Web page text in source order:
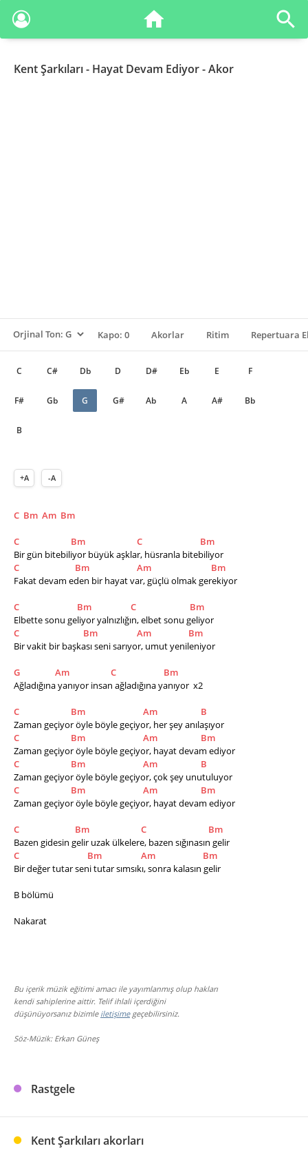
Kent Şarkıları- Hayat Devam Ediyor - Akor
Kapo: 0 Akorlar Ritim Repertuara
C C# Db D D# Eb E F
F# Gb G G# Ab A A# Bb
B
+A -A
C Bm Am Bm
C Bm C
Bm
Bir gün bitebiliyor büyük aşklar, hüsranla bitebiliyor
C
Bm Am
Bm
Fakat devam eden bir hayat var, güçlü olmak gerekiyor
C Bm C
Bm
Elbette sonu geliyor yalnızlığın, elbet sonu geliyor
C
Bm Am
Bm
Bir vakit bir başkası seni sarıyor, umut yenileniyor
G Am C
Bm
Ağladığına yanıyor insan ağladığına yanıyor  x2
C Bm Am
B
Zaman geçiyor öyle böyle geçiyor, her şey anılaşıyor
C
Bm Am
Bm
Zaman geçiyor öyle böyle geçiyor, hayat devam ediyor
C
Bm Am
B
Zaman geçiyor öyle böyle geçiyor, çok şey unutuluyor
C
Bm Am
Bm
Zaman geçiyor öyle böyle geçiyor, hayat devam ediyor
C Bm C
Bm
Bazen gidesin gelir uzak ülkelere, bazen sığınasın gelir
C
Bm Am
Bm
Bir değer tutar seni tutar sımsıkı, sonra kalasın gelir
B bölümü
Nakarat
Bu içerik müzik eğitimi amacı ile yayımlanmış olup hakları
kendi sahiplerine aittir. Telif ihlali içerdiğini
düşünüyorsanız bizimle iletişimegeçebilirsiniz.
Söz-Müzik: Erkan Güneş
Rastgele
Kent Şarkıları akorları